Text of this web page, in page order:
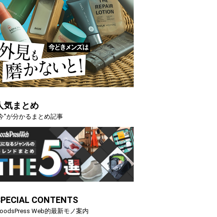
気まとめ
"が分かるまとめ記事
CONTENTS
Web的最新モノ案内